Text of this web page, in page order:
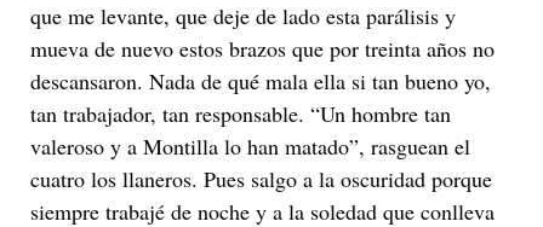
que me levante, que deje de lado esta parálisis y
mueva de nuevo estos brazos que por treinta años no
descansaron. Nada de qué mala ella si tan bueno yo,
tan trabajador, tan responsable. “Un hombre tan
valeroso y a Montilla lo han matado”, rasguean el
cuatro los llaneros. Pues salgo a la oscuridad porque
siempre trabajé de noche y a la soledad que conlleva